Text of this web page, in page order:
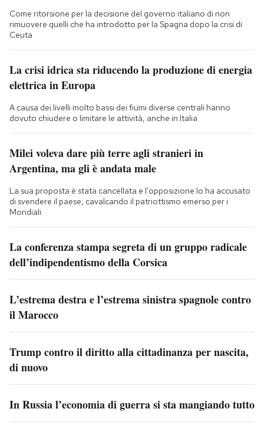
Come ritorsione per la decisione del governo italiano di non
rimuovere quelli che ha introdotto per la Spagna dopo la crisi di
Ceuta
La crisi idrica sta riducendo la produzione di energia
elettrica in Europa
A causa dei livelli molto bassi dei fiumi diverse centrali hanno
dovuto chiudere o limitare le attività, anche in Italia
Milei voleva dare più terre agli stranieri in
Argentina, ma gli è andata male
La sua proposta è stata cancellata e l’opposizione lo ha accusato
di svendere il paese, cavalcando il patriottismo emerso per i
Mondiali
La conferenza stampa segreta di un gruppo radicale
dell’indipendentismo della Corsica
L’estrema destra e l’estrema sinistra spagnole contro
il Marocco
Trump contro il diritto alla cittadinanza per nascita,
di nuovo
In Russia l’economia di guerra si sta mangiando tutto